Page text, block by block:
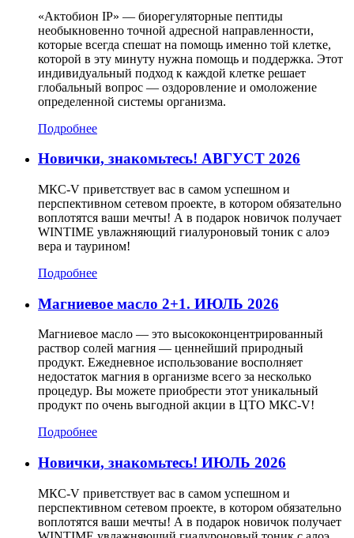
«Актобион IP» — биорегуляторные пептиды
необыкновенно точной адресной направленности,
которые всегда спешат на помощь именно той клетке,
которой в эту минуту нужна помощь и поддержка. Этот
индивидуальный подход к каждой клетке решает
глобальный вопрос — оздоровление и омоложение
определенной системы организма.
Подробнее
Новички, знакомьтесь! АВГУСТ 2026
МКС-V приветствует вас в самом успешном и
перспективном сетевом проекте, в котором обязательно
воплотятся ваши мечты! А в подарок новичок получает
WINTIME увлажняющий гиалуроновый тоник с алоэ
вера и таурином!
Подробнее
Магниевое масло 2+1. ИЮЛЬ 2026
Магниевое масло — это высококонцентрированный
раствор солей магния — ценнейший природный
продукт. Ежедневное использование восполняет
недостаток магния в организме всего за несколько
процедур. Вы можете приобрести этот уникальный
продукт по очень выгодной акции в ЦТО МКС-V!
Подробнее
Новички, знакомьтесь! ИЮЛЬ 2026
МКС-V приветствует вас в самом успешном и
перспективном сетевом проекте, в котором обязательно
воплотятся ваши мечты! А в подарок новичок получает